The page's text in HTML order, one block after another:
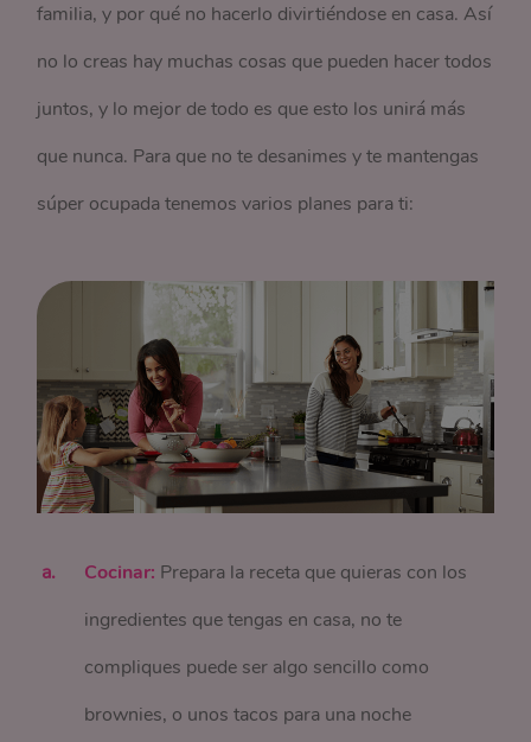
familia, y por qué no hacerlo divirtiéndose en casa. Así
no lo creas hay muchas cosas que pueden hacer todos
juntos, y lo mejor de todo es que esto los unirá más
que nunca. Para que no te desanimes y te mantengas
súper ocupada tenemos varios planes para ti:
Cocinar: Prepara la receta que quieras con los
ingredientes que tengas en casa, no te
compliques puede ser algo sencillo como
brownies, o unos tacos para una noche